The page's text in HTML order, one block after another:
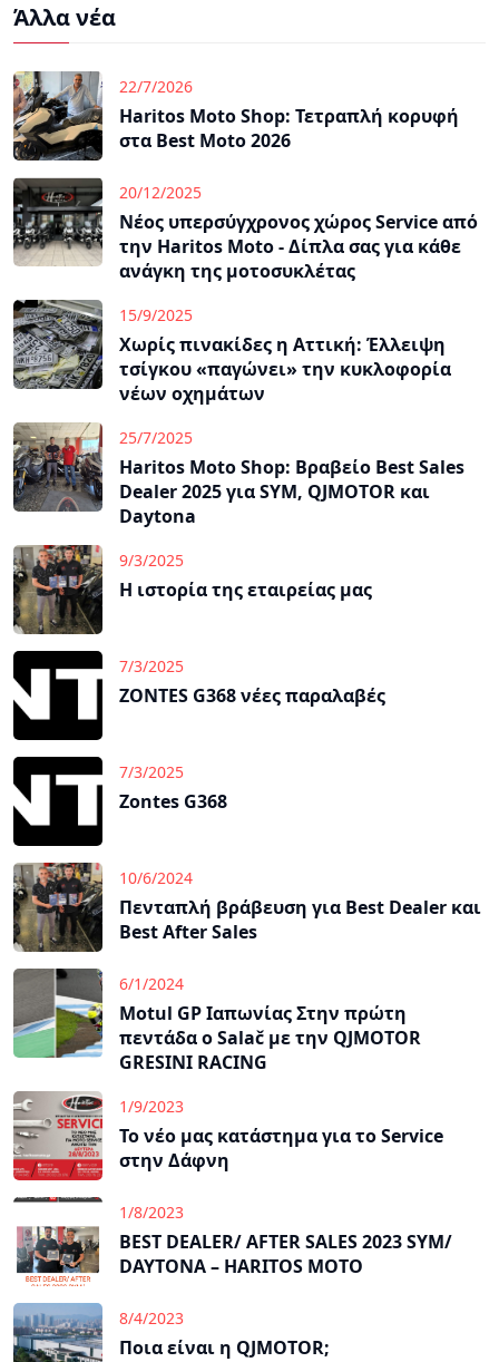
Άλλα νέα
22/7/2026
Haritos Moto Shop: Τετραπλή κορυφή
στα Best Moto 2026
20/12/2025
Νέος υπερσύγχρονος χώρος Service από
την Haritos Moto - Δίπλα σας για κάθε
ανάγκη της μοτοσυκλέτας
15/9/2025
Χωρίς πινακίδες η Αττική: Έλλειψη
τσίγκου «παγώνει» την κυκλοφορία
νέων οχημάτων
25/7/2025
Haritos Moto Shop: Βραβείο Best Sales
Dealer 2025 για SYM, QJMOTOR και
Daytona
9/3/2025
Η ιστορία της εταιρείας μας
7/3/2025
ZONTES G368 νέες παραλαβές
7/3/2025
Zontes G368
10/6/2024
Πενταπλή βράβευση για Best Dealer και
Best After Sales
6/1/2024
Motul GP Ιαπωνίας Στην πρώτη
πεντάδα ο Salač με την QJMOTOR
GRESINI RACING
1/9/2023
Το νέο μας κατάστημα για το Service
στην Δάφνη
1/8/2023
BEST DEALER/ AFTER SALES 2023 SYM/
DAYTONA – HARITOS MOTO
8/4/2023
Ποια είναι η QJMOTOR;